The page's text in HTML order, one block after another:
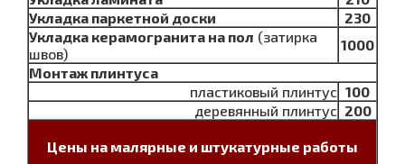
Укладка паркетной доски
230
Укладка керамогранита на пол (затирка
швов)
1000
Монтаж плинтуса
пластиковый плинтус 100
деревянный плинтус 200
Цены на малярные и штукатурные работы